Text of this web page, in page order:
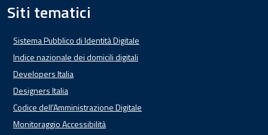
Siti tematici
Sistema Pubblico di Identità Digitale
Indice nazionale dei domicili digitali
Developers Italia
Designers Italia
Codice dell'Amministrazione Digitale
Monitoraggio Accessibilità